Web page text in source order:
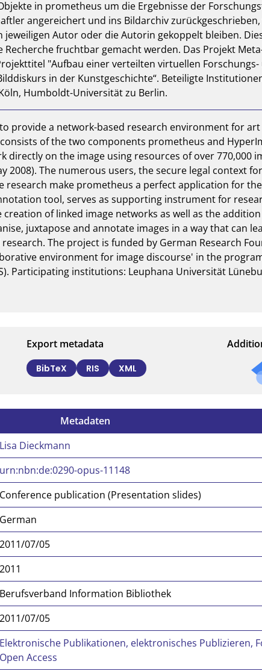
in prometheus um die Ergebnisse der
angereichert und ins Bildarchiv
Autor oder die Autorin gekoppelt bleiben.
fruchtbar gemacht werden. Das Projekt
"Aufbau einer verteilten virtuellen Forschungs-
in der Kunstgeschichte“. Beteiligte
Humboldt-Universität zu Berlin.
provide a network-based research environment for
of the two components prometheus and
directly on the image using resources of over 770,000
2008). The numerous users, the secure legal context
research make prometheus a perfect application for
tool, serves as supporting instrument for
of linked image networks as well as the
juxtapose and annotate images in a way that can
The project is funded by German Research
environment for image discourse' in the
Participating institutions: Leuphana Universität
Export metadata
BibTeX RIS XML
Metadaten
Lisa Dieckmann
urn:nbn:de:0290-opus-11148
Conference publication (Presentation slides)
German
2011/07/05
2011
Berufsverband Information Bibliothek
2011/07/05
Elektronische Publikationen, elektronisches Publizieren,
Open Access